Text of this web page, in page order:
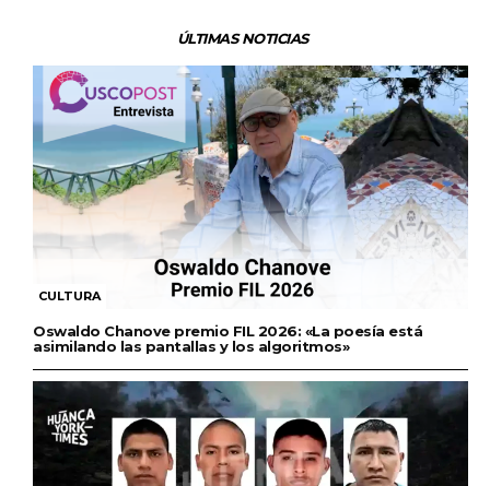
ÚLTIMAS NOTICIAS
CULTURA
Oswaldo Chanove premio FIL 2026: «La poesía está
asimilando las pantallas y los algoritmos»